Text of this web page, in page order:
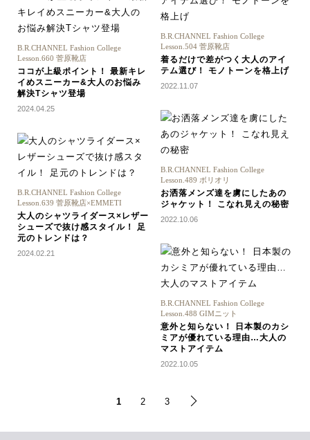
B.R.CHANNEL Fashion College
Lesson.660 菅原靴店
ココが上級ポイント！ 最新キレ
イめスニーカー&大人のお悩み
解決Tシャツ登場
2024.04.25
B.R.CHANNEL Fashion College
Lesson.639 菅原靴店×EMMETI
大人のシャツライダース×レザー
シューズで抜け感スタイル！ 足
元のトレンドは？
2024.02.21
B.R.CHANNEL Fashion College
Lesson.504 菅原靴店
着るだけで差がつく大人のアイ
テム選び！ モノトーンを格上げ
2022.11.07
B.R.CHANNEL Fashion College
Lesson.489 ボリオリ
お洒落メンズ達を虜にしたあの
ジャケット！ こなれ見えの秘密
2022.10.06
B.R.CHANNEL Fashion College
Lesson.488 GIMニット
意外と知らない！ 日本製のカシ
ミアが優れている理由…大人の
マストアイテム
2022.10.05
1 2 3